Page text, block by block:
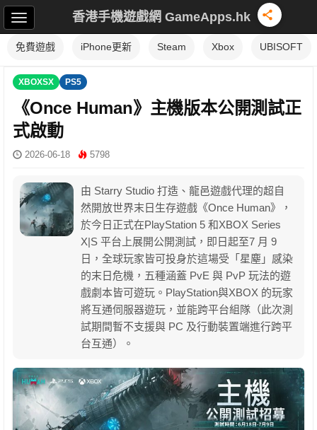
香港手機遊戲網 GameApps.hk
免費遊戲 iPhone更新 Steam Xbox UBISOFT
XBOXSX PS5
《Once Human》主機版本公開測試正
式啟動
2026-06-18 5798
由 Starry Studio 打造、龍邑遊戲代理的超自
然開放世界末日生存遊戲《Once Human》，
於今日正式在PlayStation 5 和XBOX Series
X|S 平台上展開公開測試，即日起至7 月 9
日，全球玩家皆可投身於這場受「星塵」感染
的末日危機，五種涵蓋 PvE 與 PvP 玩法的遊
戲劇本皆可遊玩。PlayStation與XBOX 的玩家
將互通伺服器遊玩，並能跨平台組隊（此次測
試期間暫不支援與 PC 及行動裝置端進行跨平
台互通）。